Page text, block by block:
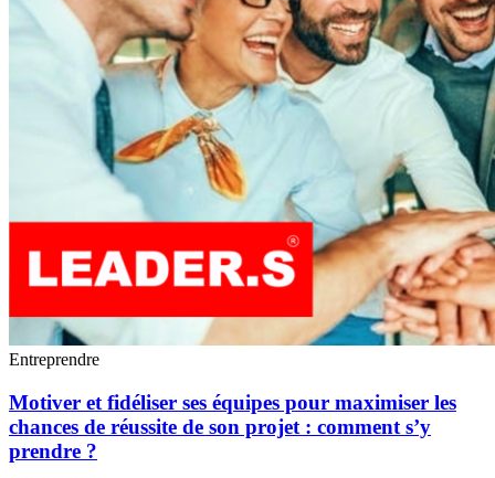
Entreprendre
Motiver et fidéliser ses équipes pour maximiser les
chances de réussite de son projet : comment s’y
prendre ?